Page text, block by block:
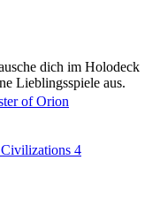
dich im Holodeck
Lieblingsspiele aus.
of Orion
4